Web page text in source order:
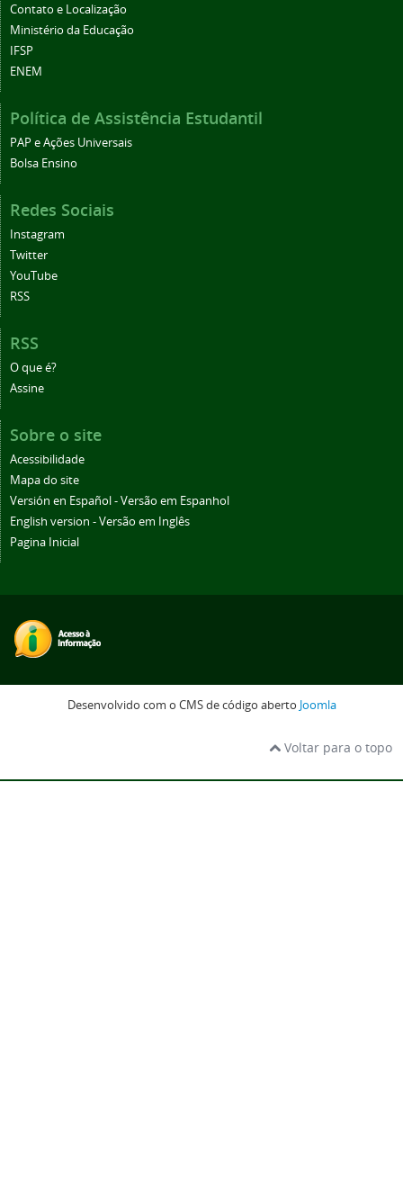
Contato e Localização
Ministério da Educação
IFSP
ENEM
Política de Assistência Estudantil
PAP e Ações Universais
Bolsa Ensino
Redes Sociais
Instagram
Twitter
YouTube
RSS
RSS
O que é?
Assine
Sobre o site
Acessibilidade
Mapa do site
Versión en Español - Versão em Espanhol
English version - Versão em Inglês
Pagina Inicial
Desenvolvido com o CMS de código aberto Joomla
Voltar para o topo